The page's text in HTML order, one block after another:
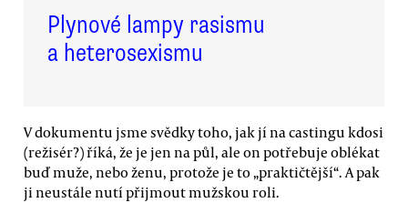
Plynové lampy rasismu
a heterosexismu
V dokumentu jsme svědky toho, jak jí na castingu kdosi
(režisér?) říká, že je jen na půl, ale on potřebuje oblékat
buď muže, nebo ženu, protože je to „praktičtější“. A pak
ji neustále nutí přijmout mužskou roli.